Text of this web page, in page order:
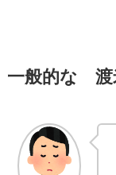
一般的な 渡